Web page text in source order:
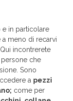
e in particolare
meno di recarvi
incontrerete
che
Sono
a pezzi
come per